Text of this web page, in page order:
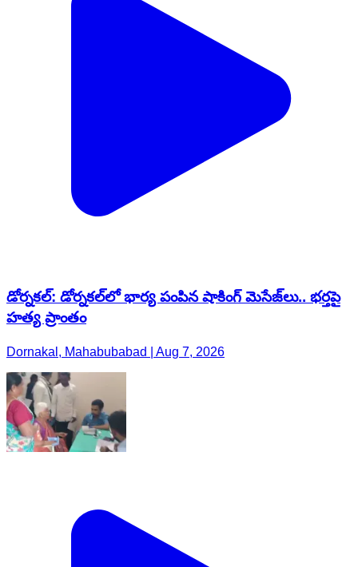
డోర్నకల్: డోర్నకల్‌లో భార్య పంపిన షాకింగ్ మెసేజ్‌లు.. భర్తపై
హత్య ప్రాంతం
Dornakal, Mahabubabad | Aug 7, 2026